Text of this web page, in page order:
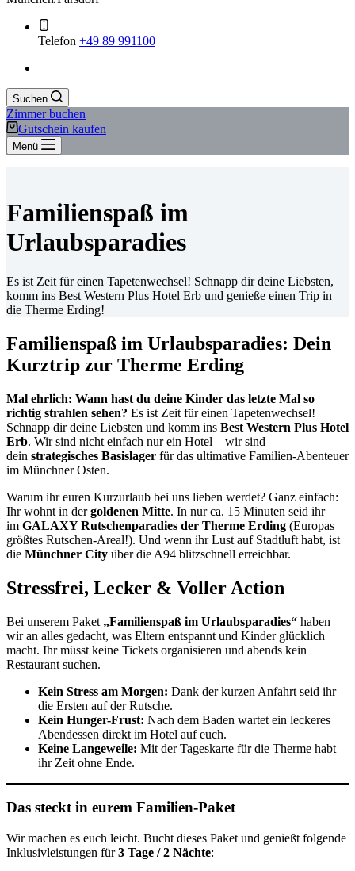
Telefon +49 89 991100
Suchen
Zimmer buchen
Gutschein kaufen
Menü
Familienspaß im
Urlaubsparadies
Es ist Zeit für einen Tapetenwechsel! Schnapp dir deine Liebsten,
komm ins Best Western Plus Hotel Erb und genieße einen Trip in
die Therme Erding!
Familienspaß im Urlaubsparadies: Dein
Kurztrip zur Therme Erding
Mal ehrlich: Wann hast du deine Kinder das letzte Mal so
richtig strahlen sehen? Es ist Zeit für einen Tapetenwechsel!
Schnapp dir deine Liebsten und komm ins Best Western Plus Hotel
Erb. Wir sind nicht einfach nur ein Hotel – wir sind
dein strategisches Basislager für das ultimative Familien-Abenteuer
im Münchner Osten.
Warum ihr euren Kurzurlaub bei uns lieben werdet? Ganz einfach:
Ihr wohnt in dergoldenen Mitte. In nur ca. 15 Minuten seid ihr
im GALAXY Rutschenparadies der Therme Erding (Europas
größtes Rutschen-Areal!). Und wenn ihr Lust auf Stadtluft habt, ist
die Münchner City über die A94 blitzschnell erreichbar.
Stressfrei, Lecker & Voller Action
Bei unserem Paket „Familienspaß im Urlaubsparadies“ haben
wir an alles gedacht, was Eltern entspannt und Kinder glücklich
macht. Ihr müsst keine Tickets organisieren und abends kein
Restaurant suchen.
Kein Stress am Morgen: Dank der kurzen Anfahrt seid ihr
die Ersten auf der Rutsche.
Kein Hunger-Frust: Nach dem Baden wartet ein leckeres
Abendessen direkt im Hotel auf euch.
Keine Langeweile: Mit der Tageskarte für die Therme habt
ihr Zeit ohne Ende.
Das steckt in eurem Familien-Paket
Wir machen es euch leicht. Bucht dieses Paket und genießt folgende
Inklusivleistungen für3 Tage / 2 Nächte: